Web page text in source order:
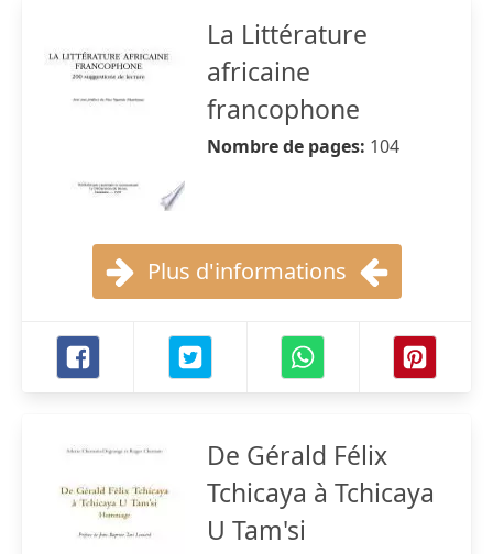
La Littérature
africaine
francophone
Nombre de pages: 104
Plus d'informations
De Gérald Félix
Tchicaya à Tchicaya
U Tam'si